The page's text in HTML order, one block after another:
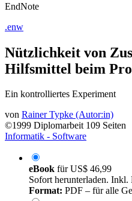
EndNote
.enw
Nützlichkeit von
Hilfsmittel beim
Ein kontrolliertes Experiment
von Rainer Typke (Autor:in)
©1999 Diplomarbeit 109 Seiten
Informatik - Software
eBook fürUS$ 46,99
Sofort herunterladen. Inkl.
Format: PDF – für alle